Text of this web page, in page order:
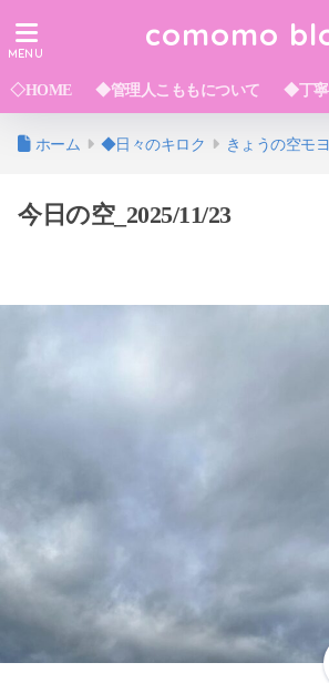
comomo
◇HOME ◆管理人こももについて ◆丁寧
ホーム ◆日々のキロク きょうの空モ
今日の空_2025/11/23